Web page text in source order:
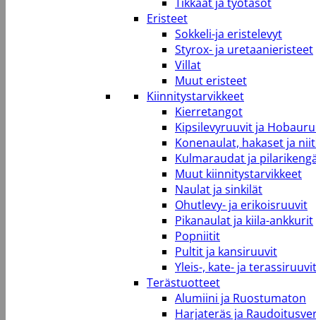
Eristeet
Sokkeli-ja eristelevyt
Styrox- ja uretaanieristeet
Villat
Muut eristeet
Kiinnitystarvikkeet
Kierretangot
Kipsilevyruuvit ja
Konenaulat, hakaset ja
Kulmaraudat ja
Muut kiinnitystarvikkeet
Naulat ja sinkilät
Ohutlevy- ja erikoisruuvit
Pikanaulat ja kiila-ankkurit
Popniitit
Pultit ja kansiruuvit
Yleis-, kate- ja terassiruuvit
Terästuotteet
Alumiini ja Ruostumaton
Harjateräs ja